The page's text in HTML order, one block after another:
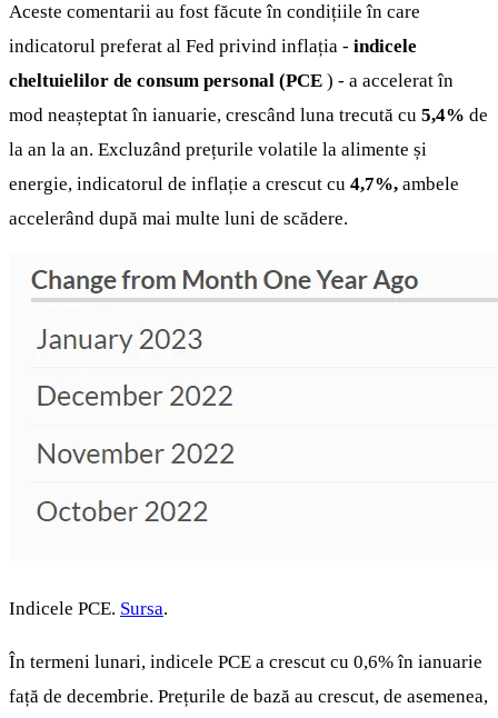
Aceste comentarii au fost făcute în condițiile în care
indicatorul preferat al Fed privind inflația - indicele
cheltuielilor de consum personal (PCE ) - a accelerat în
mod neașteptat în ianuarie, crescând luna trecută cu 5,4% de
la an la an. Excluzând prețurile volatile la alimente și
energie, indicatorul de inflație a crescut cu 4,7%, ambele
accelerând după mai multe luni de scădere.
Indicele PCE. Sursa.
În termeni lunari, indicele PCE a crescut cu 0,6% în ianuarie
față de decembrie. Prețurile de bază au crescut, de asemenea,